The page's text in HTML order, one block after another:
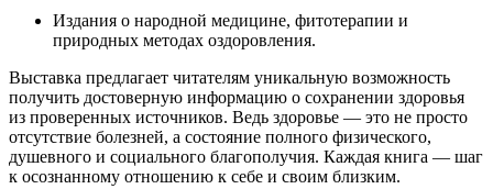
Издания о народной медицине, фитотерапии и
природных методах оздоровления.
Выставка предлагает читателям уникальную возможность
получить достоверную информацию о сохранении здоровья
из проверенных источников. Ведь здоровье — это не просто
отсутствие болезней, а состояние полного физического,
душевного и социального благополучия. Каждая книга — шаг
к осознанному отношению к себе и своим близким.